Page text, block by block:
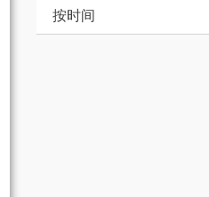
按时间